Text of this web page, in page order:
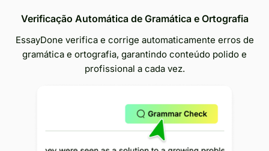
Verificação Automática de Gramática e Ortografia
EssayDone verifica e corrige automaticamente erros de
gramática e ortografia, garantindo conteúdo polido e
profissional a cada vez.